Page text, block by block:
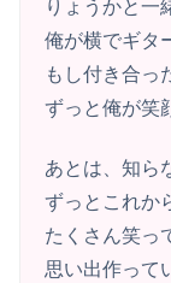
りょうかと一
俺が横でギタ
もし付き合っ
ずっと俺が笑
あとは、知ら
ずっとこれか
たくさん笑っ
思い出作って